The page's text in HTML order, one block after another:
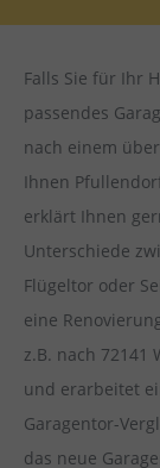
Falls Sie für Ihr
passendes
nach einem
Ihnen
erklärt Ihnen
Unterschiede
Flügeltor oder
eine
z.B. nach
und erarbeitet
Garagentor-
das neue